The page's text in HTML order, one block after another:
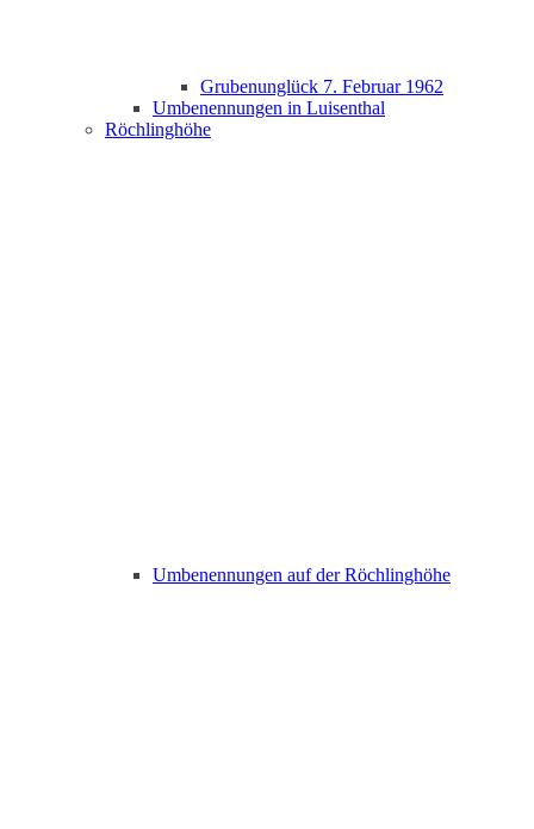
Grubenunglück 7. Februar 1962
Umbenennungen in Luisenthal
Röchlinghöhe
Umbenennungen auf der Röchlinghöhe